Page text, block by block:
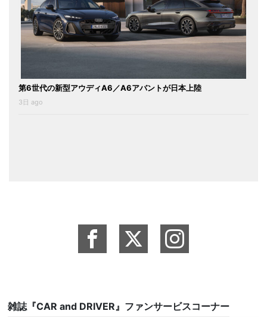
第6世代の新型アウディA6／A6アバントが日本上陸
3日 ago
雑誌『CAR and DRIVER』ファンサービスコーナー